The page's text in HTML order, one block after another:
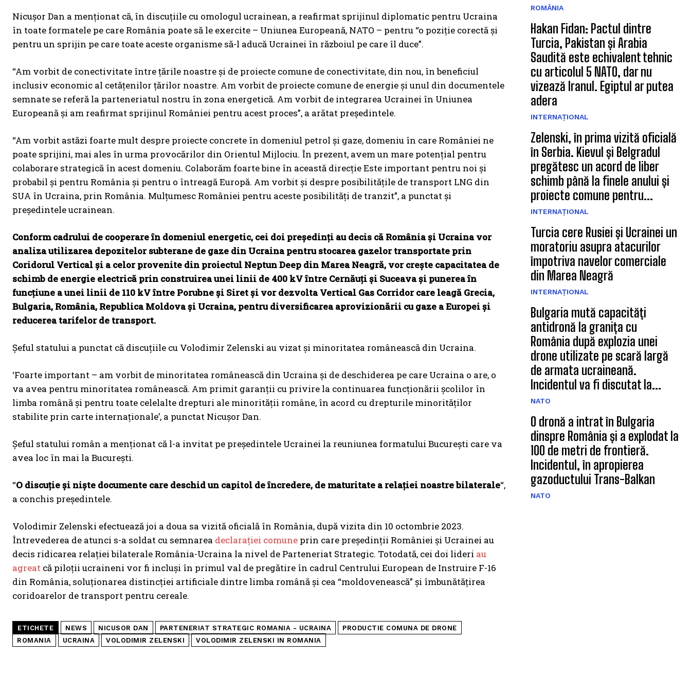
Nicușor Dan a menționat că, în discuțiile cu omologul ucrainean, a reafirmat sprijinul diplomatic pentru Ucraina
în toate formatele pe care România poate să le exercite – Uniunea Europeană, NATO – pentru “o poziție corectă și
pentru un sprijin pe care toate aceste organisme să-l aducă Ucrainei în războiul pe care îl duce”.
“Am vorbit de conectivitate între țările noastre și de proiecte comune de conectivitate, din nou, în beneficiul
inclusiv economic al cetățenilor țărilor noastre. Am vorbit de proiecte comune de energie și unul din documentele
semnate se referă la parteneriatul nostru în zona energetică. Am vorbit de integrarea Ucrainei în Uniunea
Europeană și am reafirmat sprijinul României pentru acest proces”, a arătat președintele.
“Am vorbit astăzi foarte mult despre proiecte concrete în domeniul petrol și gaze, domeniu în care României ne
poate sprijini, mai ales în urma provocărilor din Orientul Mijlociu. În prezent, avem un mare potențial pentru
colaborare strategică în acest domeniu. Colaborăm foarte bine în această direcție Este important pentru noi și
probabil și pentru România și pentru o întreagă Europă. Am vorbit și despre posibilitățile de transport LNG din
SUA în Ucraina, prin România. Mulțumesc României pentru aceste posibilități de tranzit”, a punctat și
președintele ucrainean.
Conform cadrului de cooperare în domeniul energetic, cei doi președinți au decis că România și Ucraina vor
analiza utilizarea depozitelor subterane de gaze din Ucraina pentru stocarea gazelor transportate prin
Coridorul Vertical și a celor provenite din proiectul Neptun Deep din Marea Neagră, vor crește capacitatea de
schimb de energie electrică prin construirea unei linii de 400 kV între Cernăuți și Suceava și punerea în
funcțiune a unei linii de 110 kV între Porubne și Siret și vor dezvolta Vertical Gas Corridor care leagă Grecia,
Bulgaria, România, Republica Moldova și Ucraina, pentru diversificarea aprovizionării cu gaze a Europei și
reducerea tarifelor de transport.
Șeful statului a punctat că discuțiile cu Volodimir Zelenski au vizat și minoritatea românească din Ucraina.
‘Foarte important – am vorbit de minoritatea românească din Ucraina și de deschiderea pe care Ucraina o are, o
va avea pentru minoritatea românească. Am primit garanții cu privire la continuarea funcționării școlilor în
limba română și pentru toate celelalte drepturi ale minorității române, în acord cu drepturile minorităților
stabilite prin carte internaționale’, a punctat Nicușor Dan.
Șeful statului român a menționat că l-a invitat pe președintele Ucrainei la reuniunea formatului București care va
avea loc în mai la București.
“O discuție și niște documente care deschid un capitol de încredere, de maturitate a relației noastre bilaterale“,
a conchis președintele.
Volodimir Zelenski efectuează joi a doua sa vizită oficială în România, după vizita din 10 octombrie 2023.
Întrevederea de atunci s-a soldat cu semnarea declarației comune prin care președinții României și Ucrainei au
decis ridicarea relației bilaterale România-Ucraina la nivel de Parteneriat Strategic. Totodată, cei doi lideri au
agreat că piloții ucraineni vor fi incluși în primul val de pregătire în cadrul Centrului European de Instruire F-16
din România, soluționarea distincției artificiale dintre limba română și cea “moldovenească” și îmbunătățirea
coridoarelor de transport pentru cereale.
ETICHETE NEWS NICUSOR DAN PARTENERIAT STRATEGIC ROMANIA - UCRAINA
PRODUCTIE COMUNA DE DRONE
ROMANIA
UCRAINA VOLODIMIR ZELENSKI VOLODIMIR ZELENSKI IN ROMANIA
ROMÂNIA
Hakan Fidan: Pactul dintre
Turcia, Pakistan și Arabia
Saudită este echivalent tehnic
cu articolul 5 NATO, dar nu
vizează Iranul. Egiptul ar putea
adera
INTERNAȚIONAL
Zelenski, în prima vizită oficială
în Serbia. Kievul și Belgradul
pregătesc un acord de liber
schimb până la finele anului și
proiecte comune pentru...
INTERNAȚIONAL
Turcia cere Rusiei și Ucrainei un
moratoriu asupra atacurilor
împotriva navelor comerciale
din Marea Neagră
INTERNAȚIONAL
Bulgaria mută capacități
antidronă la granița cu
România după explozia unei
drone utilizate pe scară largă
de armata ucraineană.
Incidentul va fi discutat la...
NATO
O dronă a intrat în Bulgaria
dinspre România și a explodat la
100 de metri de frontieră.
Incidentul, în apropierea
gazoductului Trans-Balkan
NATO